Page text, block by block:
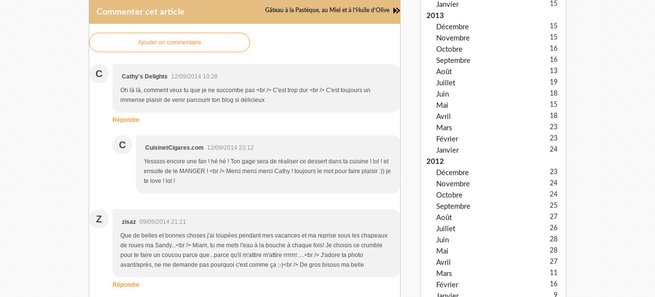
Gâteau à la Pastèque, au Miel et à l’Huile d’Olive
Commenter cet article
Ajouter un commentaire
C Cathy's Delights
12/09/2014 10:28
Oh là là, comment veux tu que je ne succombe pas <br /> C'est trop dur <br /> C'est toujours un
immense plaisir de venir parcourir ton blog si délicieux
Répondre
C CuisinetCigares.com
12/09/2014 23:12
Yesssss encore une fan ! hé hé ! Ton gage sera de réaliser ce dessert dans ta cuisine ! lol ! et
ensuite de le MANGER ! <br /> Merci merci merci Cathy ! toujours le mot pour faire plaisir :)) je
te love ! lol !
Z zisaz 09/09/2014 21:21
Que de belles et bonnes choses j'ai loupées pendant mes vacances et ma reprise sous les chapeaux
de roues ma Sandy...<br /> Miam, tu me mets l'eau à la bouche à chaque fois! Je choisis ce crumble
pour te faire un coucou parce que...parce qu'il m'attire m'attire rrrrrrr.....<br /> J'adore ta photo
avant/après, ne me demande pas pourquoi c'est comme ça ;-)<br /> De gros bisous ma belle
Répondre
Janvier 15
2013
Décembre
15
Novembre 15
Octobre 16
Septembre 16
Août 13
Juillet 19
Juin 18
Mai 15
Avril 18
Mars 23
Février 23
Janvier 24
2012
Décembre
23
Novembre 24
Octobre 24
Septembre 25
Août 27
Juillet 26
Juin 28
Mai 28
Avril 27
Mars 11
Février 16